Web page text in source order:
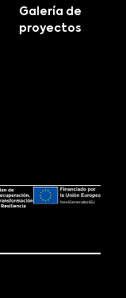
Galería de
proyectos